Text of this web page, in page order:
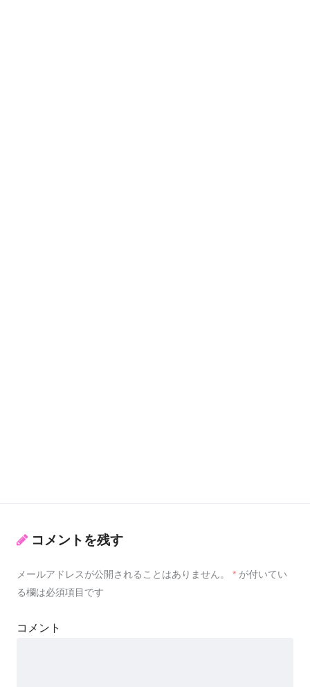
コメントを残す
メールアドレスが公開されることはありません。 * が付いてい
る欄は必須項目です
コメント